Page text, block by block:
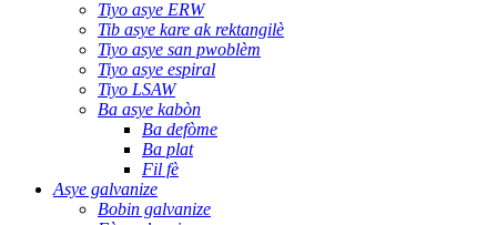
Tiyo asye ERW
Tib asye kare ak rektangilè
Tiyo asye san pwoblèm
Tiyo asye espiral
Tiyo LSAW
Ba asye kabòn
Ba defòme
Ba plat
Fil fè
Asye galvanize
Bobin galvanize